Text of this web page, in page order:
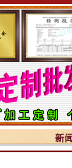
新